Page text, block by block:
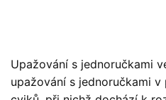
Upažování s jednoručkami
upažování s jednoručkami